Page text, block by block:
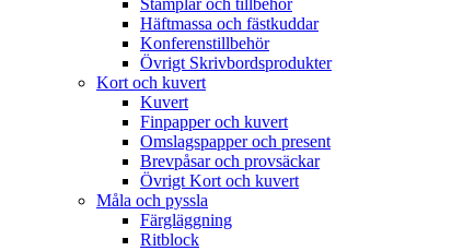
Stämplar och tillbehör
Häftmassa och fästkuddar
Konferenstillbehör
Övrigt Skrivbordsprodukter
Kort och kuvert
Kuvert
Finpapper och kuvert
Omslagspapper och present
Brevpåsar och provsäckar
Övrigt Kort och kuvert
Måla och pyssla
Färgläggning
Ritblock